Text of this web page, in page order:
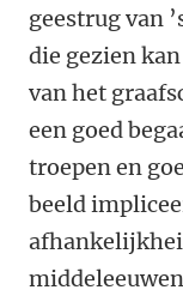
geestrug van
die gezien
van het
een goed
troepen en
beeld